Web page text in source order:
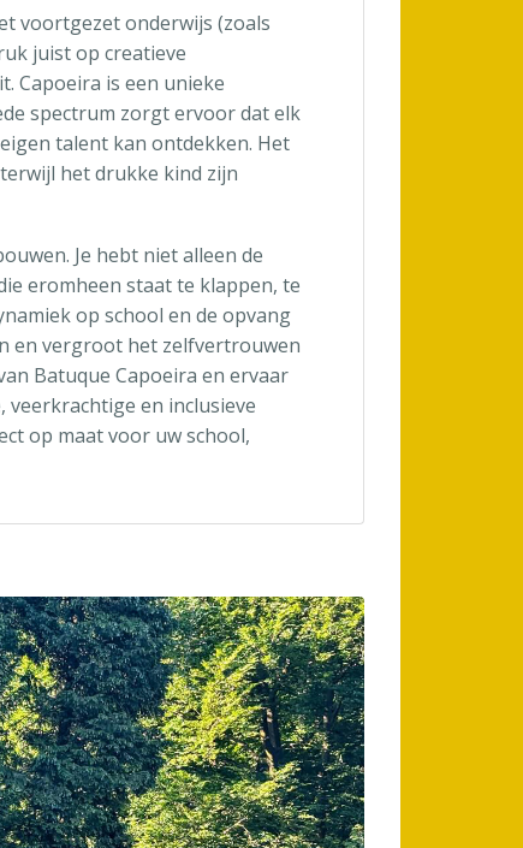
voortgezet onderwijs (zoals
juist op creatieve
Capoeira is een unieke
spectrum zorgt ervoor dat elk
talent kan ontdekken. Het
het drukke kind zijn
Je hebt niet alleen de
eromheen staat te klappen, te
op school en de opvang
en vergroot het zelfvertrouwen
Batuque Capoeira en ervaar
en inclusieve
op maat voor uw school,